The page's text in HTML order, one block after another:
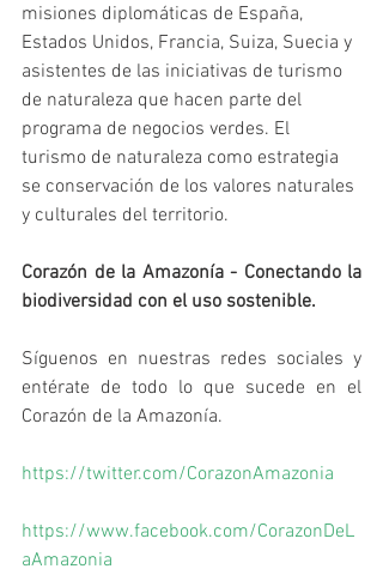
misiones diplomáticas de España,
Estados Unidos, Francia, Suiza, Suecia y
asistentes de las iniciativas de turismo
de naturaleza que hacen parte del
programa de negocios verdes. El
turismo de naturaleza como estrategia
se conservación de los valores naturales
y culturales del territorio.
Corazón de la Amazonía - Conectando la
biodiversidad con el uso sostenible.
Síguenos en nuestras redes sociales y
entérate de todo lo que sucede en el
Corazón de la Amazonía.
https://twitter.com/CorazonAmazonia
https://www.facebook.com/CorazonDeL
aAmazonia